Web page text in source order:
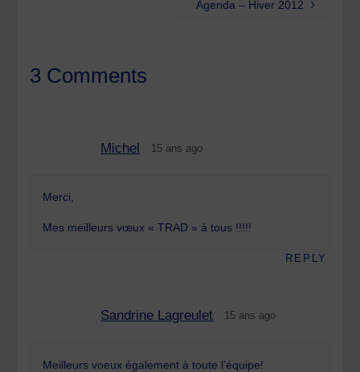
Agenda – Hiver 2012
3 Comments
Michel 15 ans ago
Merci,
Mes meilleurs vœux « TRAD » à tous !!!!!
REPLY
Sandrine Lagreulet 15 ans ago
Meilleurs voeux également à toute l’équipe!